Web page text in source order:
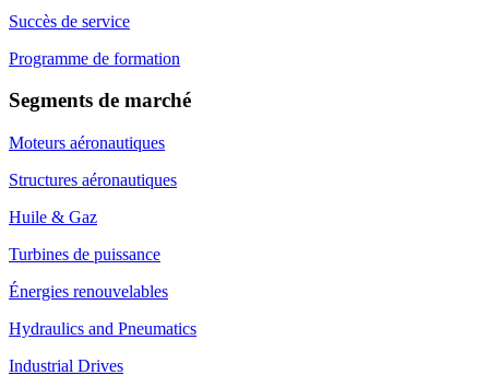
Succès de service
Programme de formation
Segments de marché
Moteurs aéronautiques
Structures aéronautiques
Huile & Gaz
Turbines de puissance
Énergies renouvelables
Hydraulics and Pneumatics
Industrial Drives